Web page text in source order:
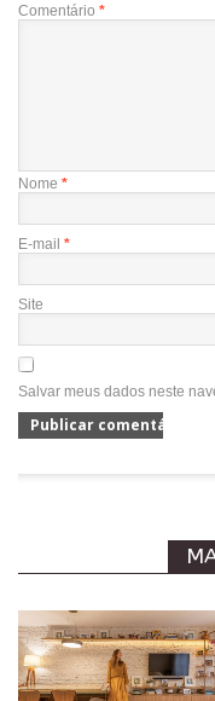
Comentário *
Nome *
E-mail *
Site
Salvar meus dados neste